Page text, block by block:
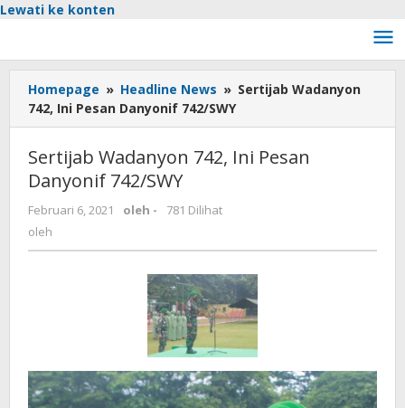
Lewati ke konten
Homepage » Headline News » Sertijab Wadanyon
742, Ini Pesan Danyonif 742/SWY
Sertijab Wadanyon 742, Ini Pesan
Danyonif 742/SWY
Februari 6, 2021 oleh -
781 Dilihat
oleh